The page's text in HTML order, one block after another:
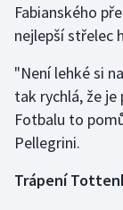
Fabianského
nejlepší střelec
"Není lehké si
tak rychlá, že
Fotbalu to
Pellegrini.
Trápení